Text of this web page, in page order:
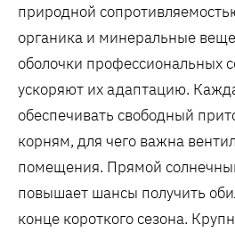
природной
органика и минеральные
оболочки профессиональных
ускоряют их адаптацию.
обеспечивать свободный
корням‚ для чего важна
помещения. Прямой
повышает шансы получить
конце короткого сезона.